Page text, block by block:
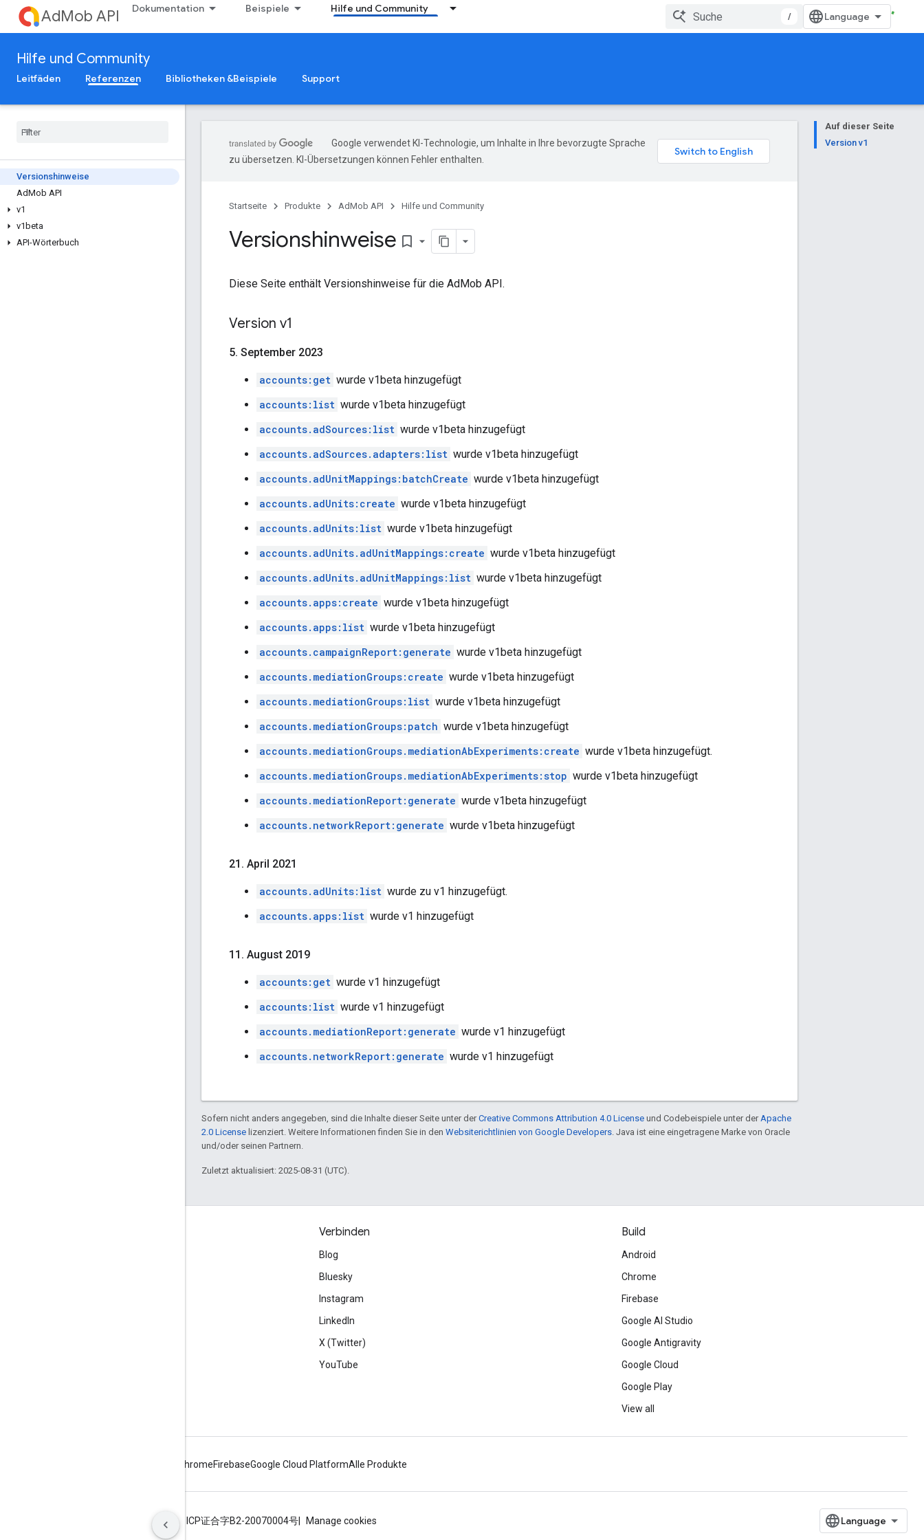
AdMob API Dokumentation Beispiele Hilfe und Community
/
Hilfe und Community
Leitfäden Referenzen Bibliotheken &Beispiele Support
Versionshinweise
AdMob API
v1
v1beta
API-Wörterbuch
Auf dieser Seite
Version v1
Google verwendet KI-Technologie, um Inhalte in Ihre bevorzugte Sprache
zu übersetzen. KI-Übersetzungen können Fehler enthalten.
Startseite Produkte AdMob API Hilfe und Community
Versionshinweise bookmark_border
Diese Seite enthält Versionshinweise für die AdMob API.
Version v1
5. September 2023
accounts:get wurde v1beta hinzugefügt
accounts:list wurde v1beta hinzugefügt
accounts.adSources:list wurde v1beta hinzugefügt
accounts.adSources.adapters:list wurde v1beta hinzugefügt
accounts.adUnitMappings:batchCreate wurde v1beta hinzugefügt
accounts.adUnits:create wurde v1beta hinzugefügt
accounts.adUnits:list wurde v1beta hinzugefügt
accounts.adUnits.adUnitMappings:create wurde v1beta hinzugefügt
accounts.adUnits.adUnitMappings:list wurde v1beta hinzugefügt
accounts.apps:create wurde v1beta hinzugefügt
accounts.apps:list wurde v1beta hinzugefügt
accounts.campaignReport:generate wurde v1beta hinzugefügt
accounts.mediationGroups:create wurde v1beta hinzugefügt
accounts.mediationGroups:list wurde v1beta hinzugefügt
accounts.mediationGroups:patch wurde v1beta hinzugefügt
accounts.mediationGroups.mediationAbExperiments:create wurde v1beta hinzugefügt.
accounts.mediationGroups.mediationAbExperiments:stop wurde v1beta hinzugefügt
accounts.mediationReport:generate wurde v1beta hinzugefügt
accounts.networkReport:generate wurde v1beta hinzugefügt
21 . April 2021
accounts.adUnits:list wurde zu v1 hinzugefügt.
accounts.apps:list wurde v1 hinzugefügt
11 . August 2019
accounts:get wurde v1 hinzugefügt
accounts:list wurde v1 hinzugefügt
accounts.mediationReport:generate wurde v1 hinzugefügt
accounts.networkReport:generate wurde v1 hinzugefügt
Sofern nicht anders angegeben, sind die Inhalte dieser Seite unter derCreative Commons Attribution 4.0 License und Codebeispiele unter der Apache
2.0 License lizenziert. Weitere Informationen finden Sie in den Websiterichtlinien von Google Developers . Java ist eine eingetragene Marke von Oracle
und/oder seinen Partnern.
Zuletzt aktualisiert: 2025-08-31 (UTC).
Verbinden
Blog
Bluesky
Instagram
LinkedIn
X (Twitter)
YouTube
Build
Android
Chrome
Firebase
Google AI Studio
Google Antigravity
Google Cloud
Google Play
View all
ChromeFirebaseGoogle Cloud PlatformAlle Produkte
Datenschutz ICP证合字B2-20070004号 Manage cookies